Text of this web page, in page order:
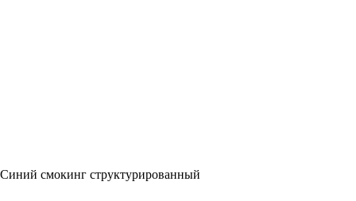
Синий смокинг структурированный